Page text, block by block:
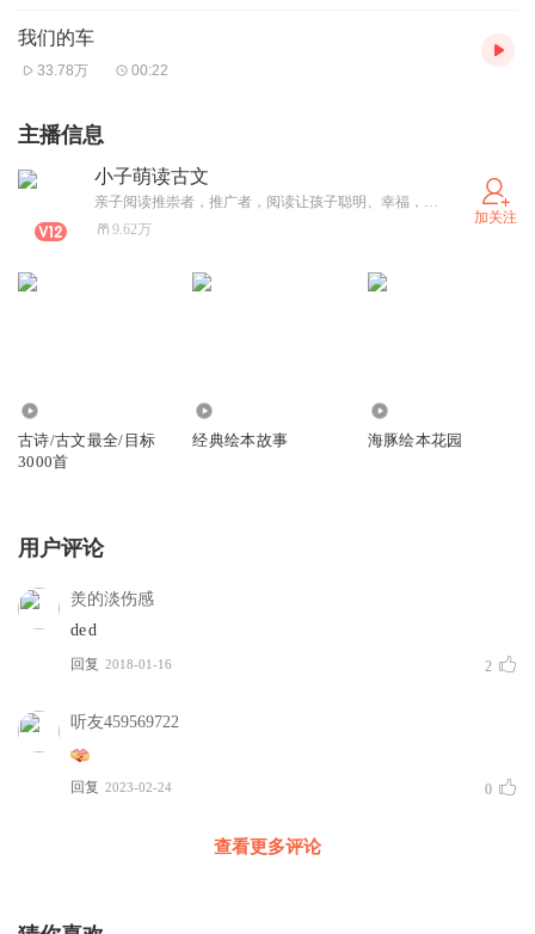
我们的车
33.78万 00:22
主播信息
小子萌读古文
亲子阅读推崇者，推广者，阅读让孩子聪明、幸福，特别是亲子阅读，让孩子在精神上更有安全感，愉悦感。有段很有名的话，大家应该都听过：“你或许拥有无限的财富， 一箱箱珠宝与一柜柜的黄金。 但你永远不会比我富有， 我有一位读书给我听的妈妈”。故事对每一个孩子来说都具有无穷的吸引力，但有耐心为孩子读故事的家长却很少，等孩子过了敏感期，长大了不愿意读书，已经悔之晚矣，爱因斯坦也说过：想让孩子聪明吗？阅读吧！读书让孩子的思想插上翅膀，我们也会从中收获很多，让我们和孩子一起阅读吧！
9.62万
加关注
古诗/古文最全/目标
3000首
经典绘本故事 海豚绘本花园
用户评论
羙的淡伤感
de d
回复 2018-01-16 2
听友459569722
回复 2023-02-24 0
查看更多评论